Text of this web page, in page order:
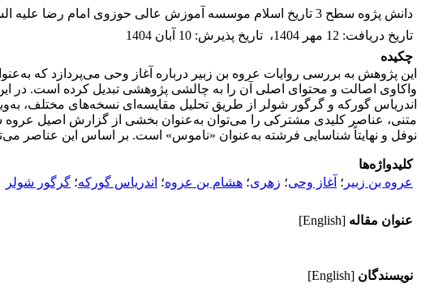
دانش پژوه سطح 3 تاریخ اسلام موسسه آموزش عالی حوزوی امام رضا علیه السلام
تاریخ دریافت: 12 مهر 1404 ، تاریخ پذیرش: 10 آبان 1404
چکیده
این پژوهش به بررسی روایات عروه بن زبیر درباره آغاز وحی می‌پردازد که
واکاوی اصالت و محتوای اصلی آن را به چالشی پژوهشی تبدیل کرده است. در
اندریاس گورکه و گرگور شولر از طریق تحلیل مقایسه‌ای نسخه‌های مختلف،
نوفل و نهایتاً شناسایی فرشته به‌عنوان «ناموس» است. بر اساس این عناصر
کلیدواژه‌ها
عروه بن زبیر ؛ آغاز وحی؛ زهری؛ هشام بن عروه؛ اندریاس گورکه؛ گرگور شولر
عنوان مقاله [English]
نویسندگان [English]